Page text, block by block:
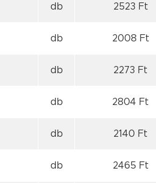
db 2523 Ft
db 2008 Ft
db 2273 Ft
db 2804 Ft
db 2140 Ft
db 2465 Ft